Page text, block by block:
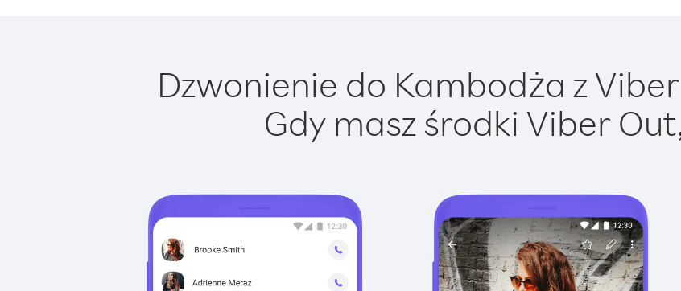
Dzwonienie do Kambodża z
Gdy masz środki Viber